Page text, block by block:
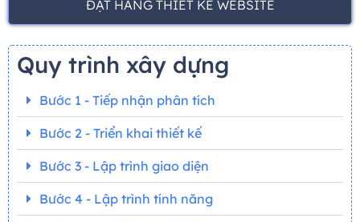
ĐẶT HÀNG THIẾT KẾ WEBSITE
Quy trình xây dựng
Bước 1 - Tiếp nhận phân tích
Bước 2 - Triển khai thiết kế
Bước 3 - Lập trình giao diện
Bước 4 - Lập trình tính năng